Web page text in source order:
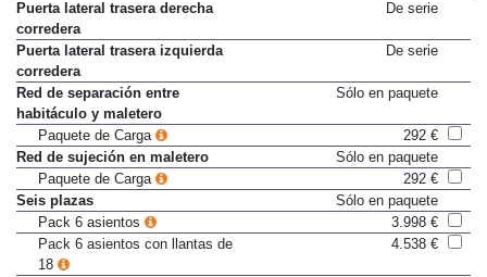
Puerta lateral trasera derecha
corredera
De serie
Puerta lateral trasera izquierda
corredera
De serie
Red de separación entre
habitáculo y maletero
Sólo en paquete
Paquete de Carga
292 €
Red de sujeción en maletero
Sólo en paquete
Paquete de Carga
292 €
Seis plazas
Sólo en paquete
Pack 6 asientos
3.998 €
Pack 6 asientos con llantas de
18
4.538 €